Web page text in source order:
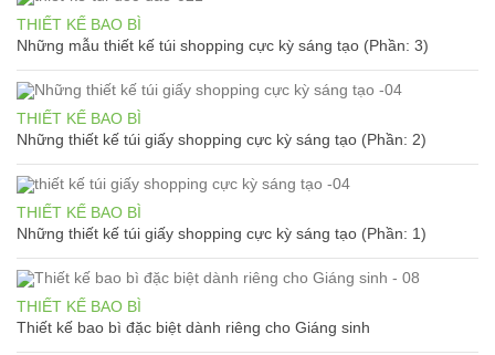
THIẾT KẾ BAO BÌ
Những mẫu thiết kế túi shopping cực kỳ sáng tạo (Phần: 3)
THIẾT KẾ BAO BÌ
Những thiết kế túi giấy shopping cực kỳ sáng tạo (Phần: 2)
THIẾT KẾ BAO BÌ
Những thiết kế túi giấy shopping cực kỳ sáng tạo (Phần: 1)
THIẾT KẾ BAO BÌ
Thiết kế bao bì đặc biệt dành riêng cho Giáng sinh